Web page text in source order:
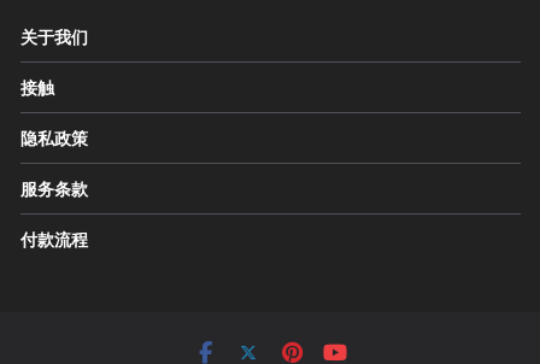
关于我们
接触
隐私政策
服务条款
付款流程